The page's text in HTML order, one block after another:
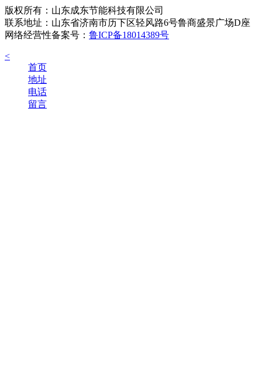
版权所有：山东成东节能科技有限公司
联系地址：山东省济南市历下区轻风路6号鲁商盛景广场D座
网络经营性备案号： 鲁ICP备18014389号
<
首页
地址
电话
留言